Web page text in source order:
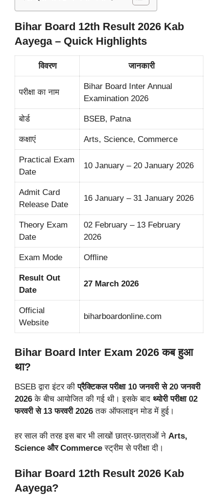
Bihar Board 12th Result 2026 Kab
Aayega – Quick Highlights
विवरण जानकारी
परीक्षा का नाम
Bihar Board Inter Annual
Examination 2026
बोर्ड BSEB, Patna
कक्षाएं Arts, Science, Commerce
Practical Exam
Date
10 January – 20 January 2026
Admit Card
Release Date
16 January – 31 January 2026
Theory Exam
Date
02 February – 13 February
2026
Exam Mode Offline
Result Out
Date
27 March 2026
Official
Website
biharboardonline.com
Bihar Board Inter Exam 2026 कब हुआ
था?
BSEB द्वारा इंटर कीप्रैक्टिकल परीक्षा 10 जनवरी से 20 जनवरी
2026 के बीच आयोजित की गई थी। इसके बाद थ्योरी परीक्षा 02
फरवरी से 13 फरवरी 2026 तक ऑफलाइन मोड में हुई।
हर साल की तरह इस बार भी लाखों छात्र-छात्राओं ने Arts,
Science और Commerce स्ट्रीम से परीक्षा दी।
Bihar Board 12th Result 2026 Kab
Aayega?